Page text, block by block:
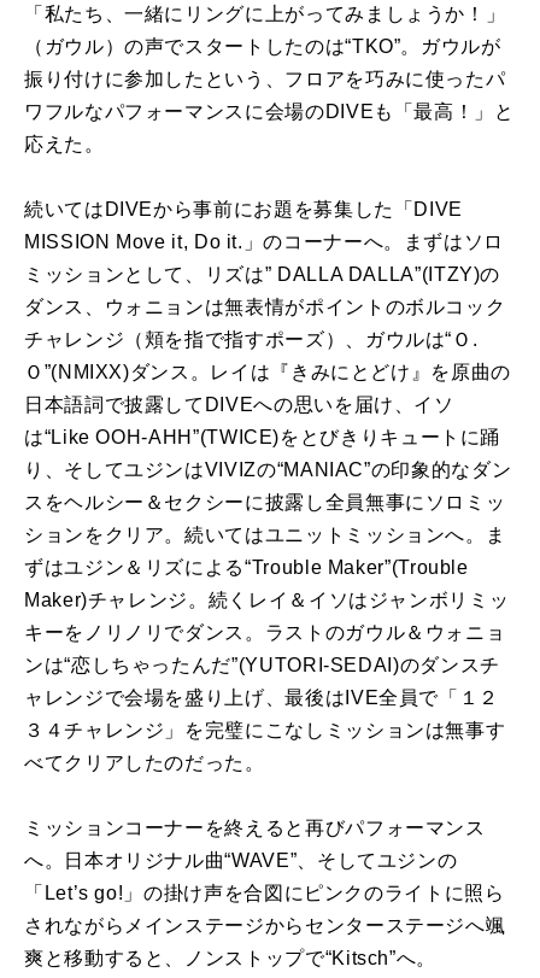
「私たち、一緒にリングに上がってみましょうか！」
（ガウル）の声でスタートしたのは“TKO”。ガウルが
振り付けに参加したという、フロアを巧みに使ったパ
ワフルなパフォーマンスに会場のDIVEも「最高！」と
応えた。
続いてはDIVEから事前にお題を募集した「DIVE
MISSION Move it, Do it.」のコーナーへ。まずはソロ
ミッションとして、リズは” DALLA DALLA”(ITZY)の
ダンス、ウォニョンは無表情がポイントのボルコック
チャレンジ（頬を指で指すポーズ）、ガウルは“Ｏ.
Ｏ”(NMIXX)ダンス。レイは『きみにとどけ』を原曲の
日本語詞で披露してDIVEへの思いを届け、イソ
は“Like OOH-AHH”(TWICE)をとびきりキュートに踊
り、そしてユジンはVIVIZの“MANIAC”の印象的なダン
スをヘルシー＆セクシーに披露し全員無事にソロミッ
ションをクリア。続いてはユニットミッションへ。ま
ずはユジン＆リズによる“Trouble Maker”(Trouble
Maker)チャレンジ。続くレイ＆イソはジャンボリミッ
キーをノリノリでダンス。ラストのガウル＆ウォニョ
ンは“恋しちゃったんだ”(YUTORI-SEDAI)のダンスチ
ャレンジで会場を盛り上げ、最後はIVE全員で「１２
３４チャレンジ」を完璧にこなしミッションは無事す
べてクリアしたのだった。
ミッションコーナーを終えると再びパフォーマンス
へ。日本オリジナル曲“WAVE”、そしてユジンの
「Let’s go!」の掛け声を合図にピンクのライトに照ら
されながらメインステージからセンターステージへ颯
爽と移動すると、ノンストップで“Kitsch”へ。